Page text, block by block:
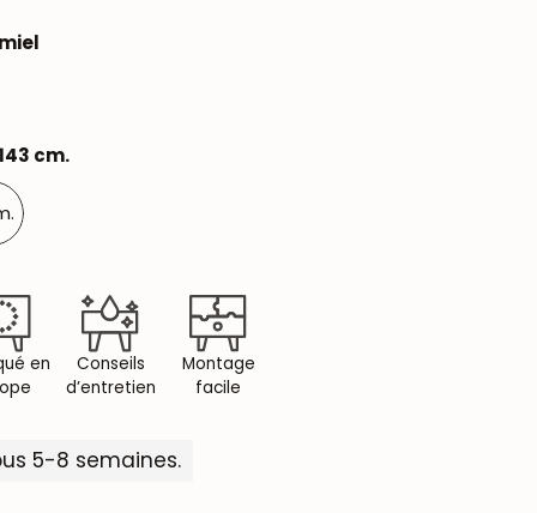
cm.
en
Conseils
d’entretien
Montage
facile
5-8 semaines.